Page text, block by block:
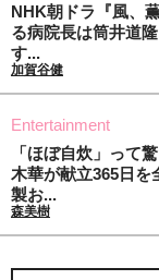
NHK朝ドラ『風、
る病院長は筒井道
す...
加賀谷健
Entertainment
「ほぼ自炊」って
木華が献立365日を
製お...
森美樹